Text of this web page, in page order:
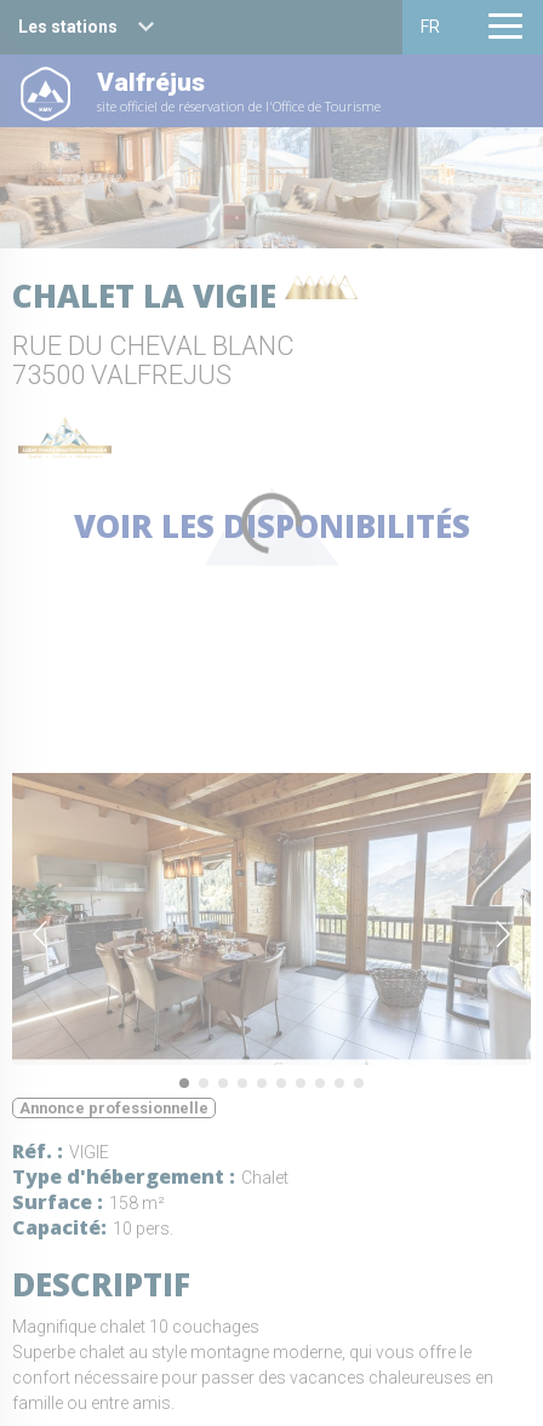
Les stations
Haute Maurienne Vanoise
Valfréjus
La Norma
Aussois
Val Cenis
Bessans
Bonneval sur arc
FR
Français
English
Valfréjus
site officiel de réservation de l'Office de Tourisme
Annonce professionnelle
Réf. VIGIE
Type d'hébergement Chalet
Surface 158 m²
Capacité 10 pers.
DESCRIPTIF
Magnifique chalet 10 couchages
Superbe chalet au style montagne moderne, qui vous offre le
confort nécessaire pour passer des vacances chaleureuses en
famille ou entre amis.
CHALET LA VIGIE
RUE DU CHEVAL BLANC
73500 VALFREJUS
VOIR LES DISPONIBILITÉS